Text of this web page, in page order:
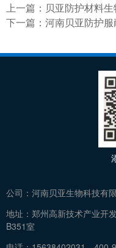
上一篇： 贝亚防护材料生物安全
下一篇： 河南贝亚防护服耐
公司： 河南贝亚生物科技有
地址： 郑州高新技术产业开
B351室